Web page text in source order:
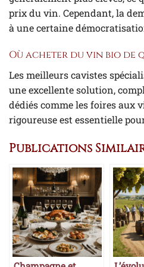
prix du vin. Cependant, la
à une certaine
Où acheter du vin bio de
Les meilleurs cavistes
une excellente solution,
dédiés comme les foires aux
rigoureuse est essentielle
Publications